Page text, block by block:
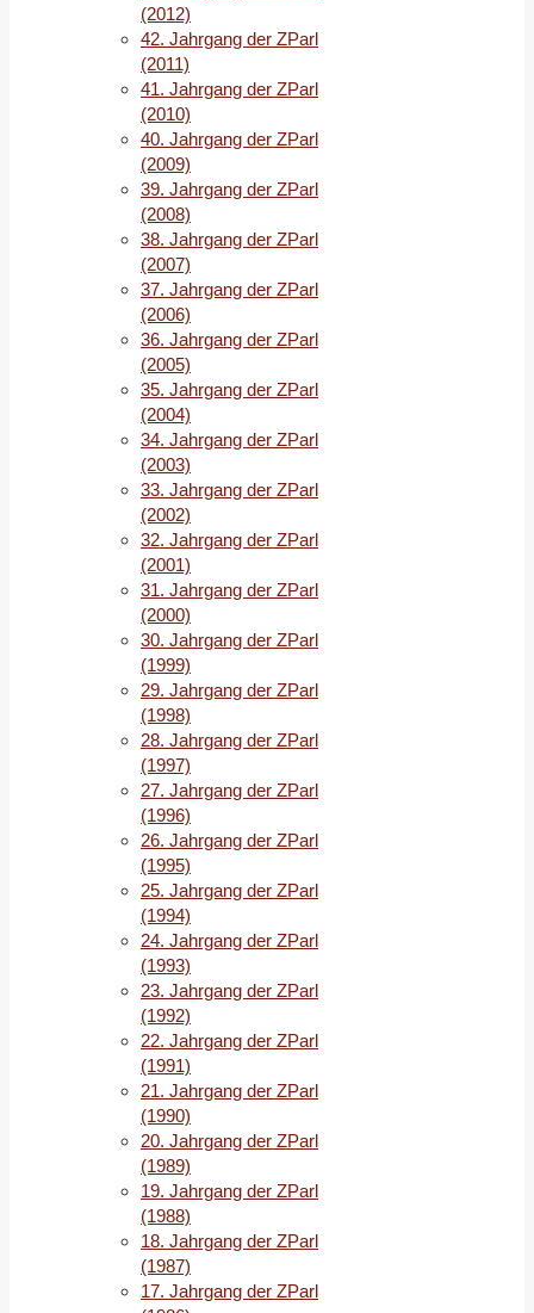
Die
Bürgerschaftswahl
2019
in
Bremen
stand
im
Zeichen
eines
Kopf-
an-
Kopf-
Rennens
zwischen
SPD
und
CDU
und
endete
bei
einer
deutlich
gestiegenen
Wahlbeteiligung
mit
einem
historischen
Ergebnis.
Der
Bremer
CDU
gelang
es
zum
ersten
Mal
in
der
Nachkriegsgeschichte,
stärkste
Partei
vor
der
SPD
zu
werden.
Die
Grünen
erreichten
ihr
zweitbestes
Ergebnis
(2012)
42. Jahrgang der ZParl
(2011)
41. Jahrgang der ZParl
(2010)
40. Jahrgang der ZParl
(2009)
39. Jahrgang der ZParl
(2008)
38. Jahrgang der ZParl
(2007)
37. Jahrgang der ZParl
(2006)
36. Jahrgang der ZParl
(2005)
35. Jahrgang der ZParl
(2004)
34. Jahrgang der ZParl
(2003)
33. Jahrgang der ZParl
(2002)
32. Jahrgang der ZParl
(2001)
31. Jahrgang der ZParl
(2000)
30. Jahrgang der ZParl
(1999)
29. Jahrgang der ZParl
(1998)
28. Jahrgang der ZParl
(1997)
27. Jahrgang der ZParl
(1996)
26. Jahrgang der ZParl
(1995)
25. Jahrgang der ZParl
(1994)
24. Jahrgang der ZParl
(1993)
23. Jahrgang der ZParl
(1992)
22. Jahrgang der ZParl
(1991)
21. Jahrgang der ZParl
(1990)
20. Jahrgang der ZParl
(1989)
19. Jahrgang der ZParl
(1988)
18. Jahrgang der ZParl
(1987)
17. Jahrgang der ZParl